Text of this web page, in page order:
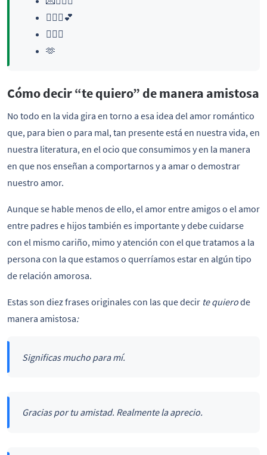
👨‍❤️‍👨💕
❤️‍🔥💑
🫶
Cómo decir “te quiero” de manera amistosa
No todo en la vida gira en torno a esa idea del amor romántico
que, para bien o para mal, tan presente está en nuestra vida, en
nuestra literatura, en el ocio que consumimos y en la manera
en que nos enseñan a comportarnos y a amar o demostrar
nuestro amor.
Aunque se hable menos de ello, el amor entre amigos o el amor
entre padres e hijos también es importante y debe cuidarse
con el mismo cariño, mimo y atención con el que tratamos a la
persona con la que estamos o querríamos estar en algún tipo
de relación amorosa.
Estas son diez frases originales con las que decir te quierode
manera amistosa:
Significas mucho para mí.
Gracias por tu amistad. Realmente la aprecio.